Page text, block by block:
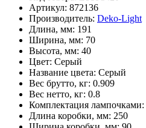
Артикул: 872136
Производитель: Deko-Light
Длина, мм: 191
Ширина, мм: 70
Высота, мм: 40
Цвет: Серый
Название цвета: Серый
Вес брутто, кг: 0.909
Вес нетто, кг: 0.8
Комплектация лампочками:
Длина коробки, мм: 250